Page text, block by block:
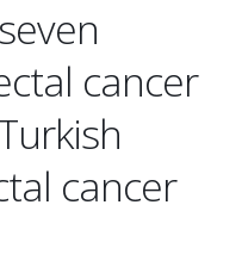
cancer
cancer